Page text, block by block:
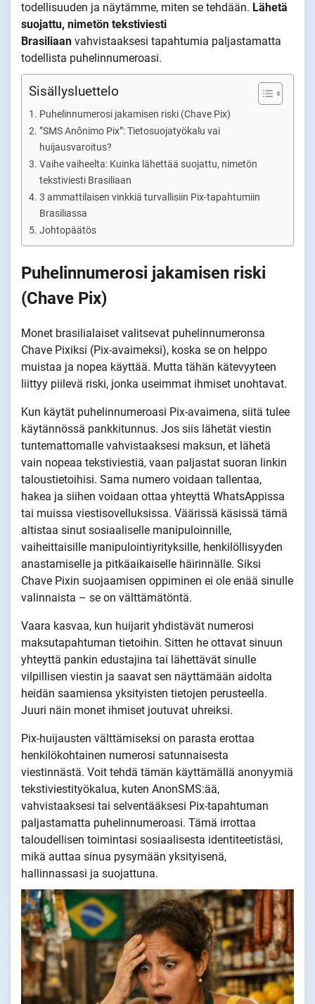
todellisuuden ja näytämme, miten se tehdään. Lähetä
suojattu, nimetön tekstiviesti
Brasiliaan vahvistaaksesi tapahtumia paljastamatta
todellista puhelinnumeroasi.
Sisällysluettelo
Puhelinnumerosi jakamisen riski (Chave Pix)
”SMS Anônimo Pix”: Tietosuojatyökalu vai
huijausvaroitus?
Vaihe vaiheelta: Kuinka lähettää suojattu, nimetön
tekstiviesti Brasiliaan
3 ammattilaisen vinkkiä turvallisiin Pix-tapahtumiin
Brasiliassa
Johtopäätös
Puhelinnumerosi jakamisen riski
(Chave Pix)
Monet brasilialaiset valitsevat puhelinnumeronsa
Chave Pixiksi (Pix-avaimeksi), koska se on helppo
muistaa ja nopea käyttää. Mutta tähän kätevyyteen
liittyy piilevä riski, jonka useimmat ihmiset unohtavat.
Kun käytät puhelinnumeroasi Pix-avaimena, siitä tulee
käytännössä pankkitunnus. Jos siis lähetät viestin
tuntemattomalle vahvistaaksesi maksun, et lähetä
vain nopeaa tekstiviestiä, vaan paljastat suoran linkin
taloustietoihisi. Sama numero voidaan tallentaa,
hakea ja siihen voidaan ottaa yhteyttä WhatsAppissa
tai muissa viestisovelluksissa. Väärissä käsissä tämä
altistaa sinut sosiaaliselle manipuloinnille,
vaiheittaisille manipulointiyrityksille, henkilöllisyyden
anastamiselle ja pitkäaikaiselle häirinnälle. Siksi
Chave Pixin suojaamisen oppiminen ei ole enää sinulle
valinnaista – se on välttämätöntä.
Vaara kasvaa, kun huijarit yhdistävät numerosi
maksutapahtuman tietoihin. Sitten he ottavat sinuun
yhteyttä pankin edustajina tai lähettävät sinulle
vilpillisen viestin ja saavat sen näyttämään aidolta
heidän saamiensa yksityisten tietojen perusteella.
Juuri näin monet ihmiset joutuvat uhreiksi.
Pix-huijausten välttämiseksi on parasta erottaa
henkilökohtainen numerosi satunnaisesta
viestinnästä. Voit tehdä tämän käyttämällä anonyymiä
tekstiviestityökalua, kuten AnonSMS:ää,
vahvistaaksesi tai selventääksesi Pix-tapahtuman
paljastamatta puhelinnumeroasi. Tämä irrottaa
taloudellisen toimintasi sosiaalisesta identiteetistäsi,
mikä auttaa sinua pysymään yksityisenä,
hallinnassasi ja suojattuna.